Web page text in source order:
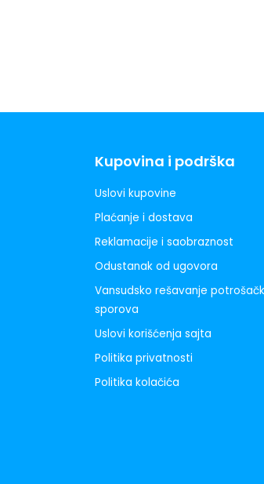
Kupovina i podrška
Uslovi kupovine
Plaćanje i dostava
Reklamacije i saobraznost
Odustanak od ugovora
Vansudsko rešavanje
sporova
Uslovi korišćenja sajta
Politika privatnosti
Politika kolačića